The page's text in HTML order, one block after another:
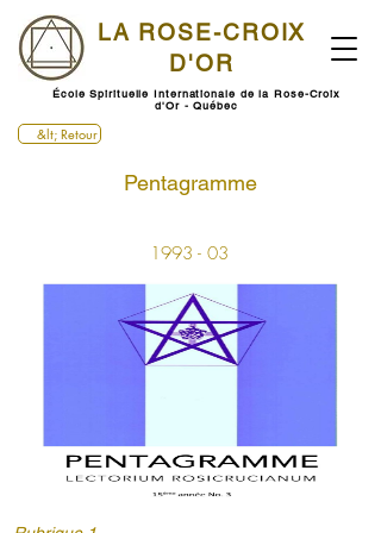
LA ROSE-CROIX
D'OR
École Spirituelle Internationale de la Rose-Croix
d'Or - Québec
&lt; Retour
Pentagramme
1993 - 03